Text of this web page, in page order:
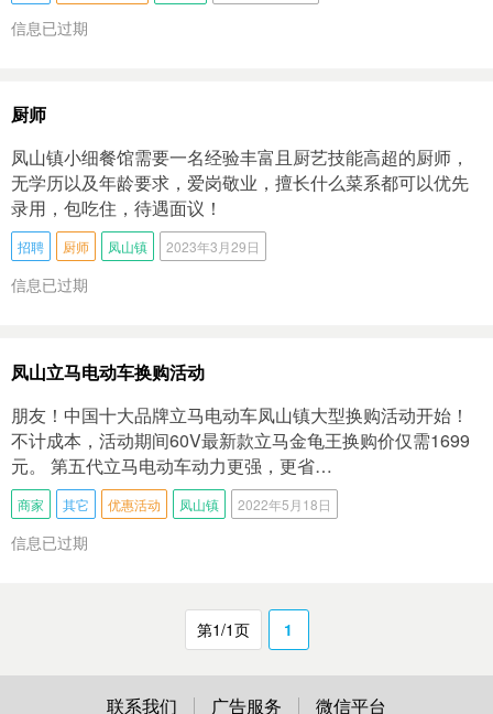
信息已过期
厨师
凤山镇小细餐馆需要一名经验丰富且厨艺技能高超的厨师，
无学历以及年龄要求，爱岗敬业，擅长什么菜系都可以优先
录用，包吃住，待遇面议！
招聘 厨师 凤山镇 2023年3月29日
信息已过期
凤山立马电动车换购活动
朋友！中国十大品牌立马电动车凤山镇大型换购活动开始！
不计成本，活动期间60V最新款立马金龟王换购价仅需1699
元。 第五代立马电动车动力更强，更省…
商家 其它 优惠活动 凤山镇 2022年5月18日
信息已过期
第1/1页 1
联系我们 广告服务 微信平台